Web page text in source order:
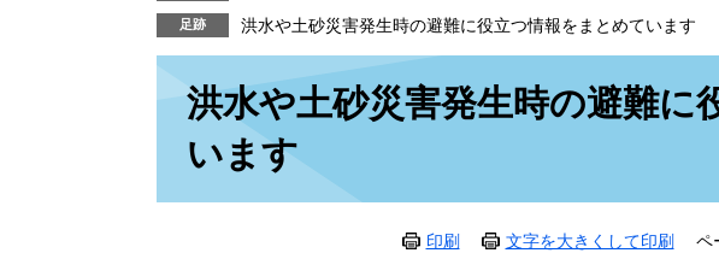
洪水や土砂災害発生時の避難に役立つ情報をまとめています
洪水や土砂災害発生時の避難に
います
印刷 文字を大きくして印刷 ペ